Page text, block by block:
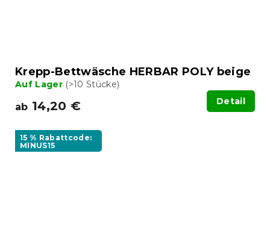
Krepp-Bettwäsche HERBAR POLY beige
Auf Lager (>10 Stücke)
ab 14,20 € Detail
15 % Rabattcode:
MINUS15